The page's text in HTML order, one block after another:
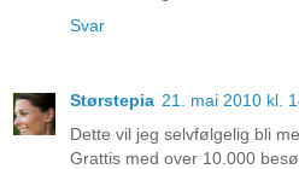
Svar
Størstepia 21. mai 2010 kl.
Dette vil jeg selvfølgelig bli
Grattis med over 10.000